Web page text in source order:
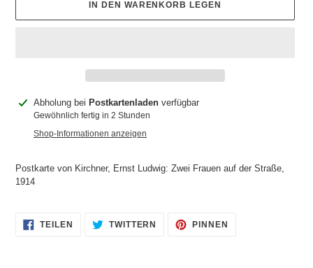
IN DEN WARENKORB LEGEN
ProduktAbholung bei Postkartenladen verfügbar
Gewöhnlich fertig in 2 Stunden
Shop-Informationen anzeigen
Postkarte von Kirchner, Ernst Ludwig: Zwei Frauen auf der Straße,
1914
TEILEN
FACEBOOK
TWITTERN AUF
TWITTER
PINNEN